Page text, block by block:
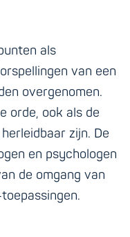
als
van een
overgenomen.
orde, ook als de
zijn. De
en psychologen
de omgang van